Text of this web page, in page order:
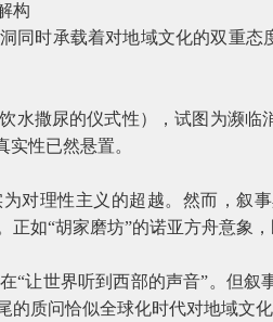
构
同时承载着对地域文化的双重
水撒尿的仪式性），试图为濒
性已然悬置。
对理性主义的超越。然而，叙
如“胡家磨坊”的诺亚方舟意象
“让世界听到西部的声音”。但
的质问恰似全球化时代对地域